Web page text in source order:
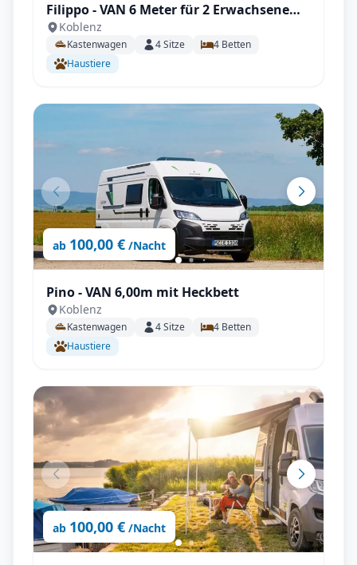
Filippo - VAN 6 Meter für 2 Erwachsene
und 2 Kinder
Koblenz
Kastenwagen 4Sitze 4 Betten
Haustiere
ab 100,00 € /Nacht
Pino - VAN 6,00m mit Heckbett
Koblenz
Kastenwagen 4Sitze 4 Betten
Haustiere
ab 100,00 € /Nacht